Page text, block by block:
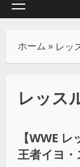
ホーム » レッ
レッス
プロレス
【WWE
王者イヨ・